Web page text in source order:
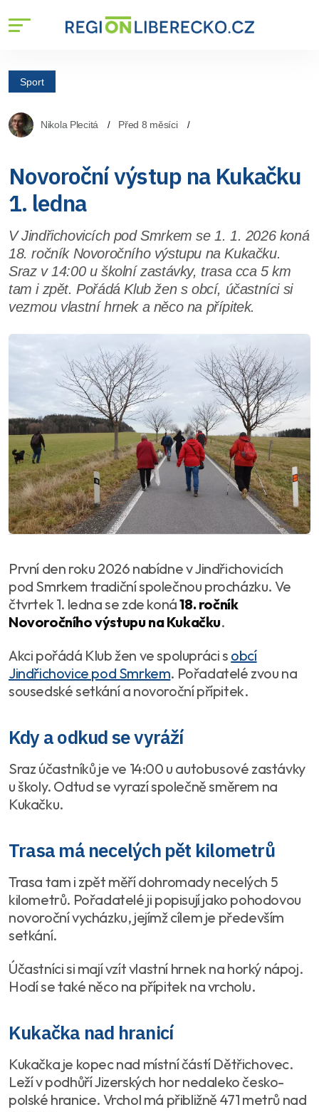
Sport
Nikola Plecitá Před 8 měsíci
Novoroční výstup na Kukačku
1. ledna
V Jindřichovicích pod Smrkem se 1. 1. 2026 koná
18. ročník Novoročního výstupu na Kukačku.
Sraz v 14:00 u školní zastávky, trasa cca 5 km
tam i zpět. Pořádá Klub žen s obcí, účastníci si
vezmou vlastní hrnek a něco na přípitek.
První den roku 2026 nabídne v Jindřichovicích
pod Smrkem tradiční společnou procházku. Ve
čtvrtek 1. ledna se zde koná18. ročník
Novoročního výstupu na Kukačku.
Akci pořádá Klub žen ve spolupráci s obcí
Jindřichovice pod Smrkem. Pořadatelé zvou na
sousedské setkání a novoroční přípitek.
Kdy a odkud se vyráží
Sraz účastníků je ve 14:00 u autobusové zastávky
u školy. Odtud se vyrazí společně směrem na
Kukačku.
Trasa má necelých pět kilometrů
Trasa tam i zpět měří dohromady necelých 5
kilometrů. Pořadatelé ji popisují jako pohodovou
novoroční vycházku, jejímž cílem je především
setkání.
Účastníci si mají vzít vlastní hrnek na horký nápoj.
Hodí se také něco na přípitek na vrcholu.
Kukačka nad hranicí
Kukačka je kopec nad místní částí Dětřichovec.
Leží v podhůří Jizerských hor nedaleko česko-
polské hranice. Vrchol má přibližně 471 metrů nad